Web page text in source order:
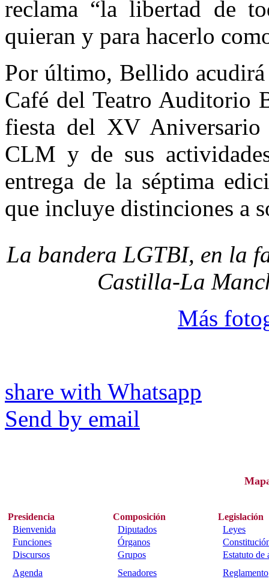
reclama “la libertad de
quieran y para hacerlo
Por último, Bellido acudirá
Café del Teatro Auditorio
fiesta del XV
CLM y de sus
entrega de la séptima
que incluye distinciones a
La bandera LGTBI, en la
Castilla-La
Más
share with Whatsapp
Send by email
Presidencia Composición
Legislación
Bienvenida
Diputados
Leyes
Funciones
Órganos
Discursos
Grupos
Estatuto de
Agenda
Senadores
Reglamento